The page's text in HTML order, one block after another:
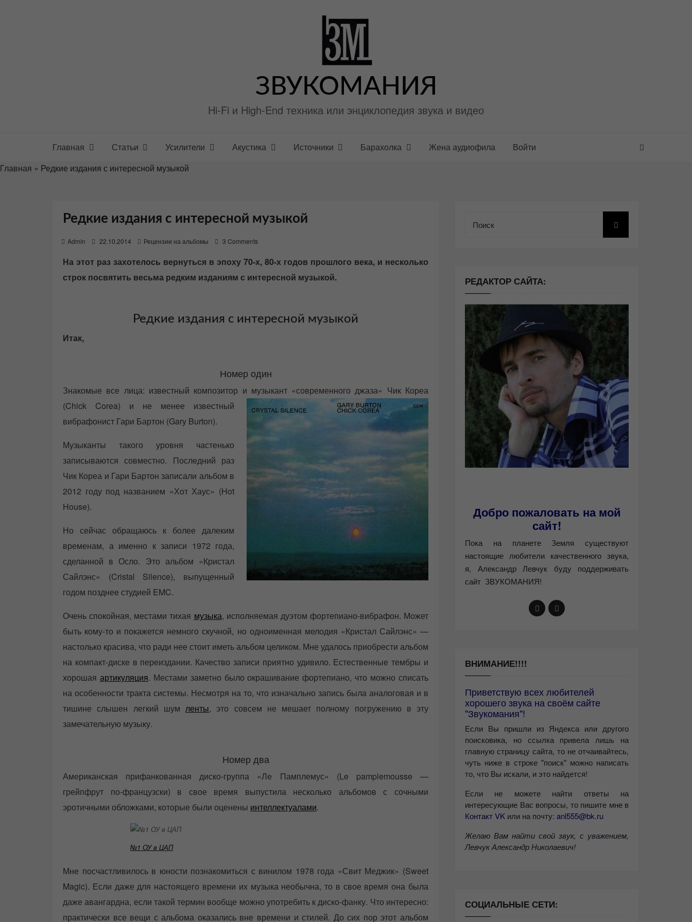
ЗВУКОМАНИЯ
Hi-Fi и High-End техника или энциклопедия звука и видео
Главная Статьи Усилители Акустика Источники Барахолка Жена аудиофила
Войти
Главная » Редкие издания с интересной музыкой
Редкие издания с интересной музыкой
Admin
s
e
22.10.2014 Рецензии на альбомы 3 Comments
На этот раз захотелось вернуться в эпоху 70-х, 80-х годов прошлого века, и несколько
строк посвятить весьма редким изданиям с интересной музыкой.
Редкие издания с интересной музыкой
Итак,
Номер один
Знакомые все лица: известный композитор и музыкант «современного джаза» Чик Кореа
(Chick Corea) и не менее известный
вибрафонист Гари Бартон (Gary Burton).
Музыканты такого уровня частенько
записываются совместно. Последний раз
Чик Кореа и Гари Бартон записали альбом в
2012 году под названием «Хот Хаус» (Hot
House).
Но сейчас обращаюсь к более далеким
временам, а именно к записи 1972 года,
сделанной в Осло. Это альбом «Кристал
Сайлэнс» (Cristal Silence), выпущенный
годом позднее студией EMC.
Очень спокойная, местами тихая музыка, исполняемая дуэтом фортепиано-вибрафон. Может
быть кому-то и покажется немного скучной, но одноименная мелодия «Кристал Сайлэнс» —
настолько красива, что ради нее стоит иметь альбом целиком. Мне удалось приобрести альбом
на компакт-диске в переиздании. Качество записи приятно удивило. Естественные тембры и
хорошая артикуляция. Местами заметно было окрашивание фортепиано, что можно списать
на особенности тракта системы. Несмотря на то, что изначально запись была аналоговая и в
тишине слышен легкий шум ленты, это совсем не мешает полному погружению в эту
замечательную музыку.
Номер два
Американская прифанкованная диско-группа «Ле Памплемус» (Le pamplemousse —
грейпфрут по-французски) в свое время выпустила несколько альбомов с сочными
эротичными обложками, которые были оценены интеллектуалами.
№1 ОУ в ЦАП
Мне посчастливилось в юности познакомиться с винилом 1978 года «Свит Меджик» (Sweet
Magic). Если даже для настоящего времени их музыка необычна, то в свое время она была
даже авангардна, если такой термин вообще можно употребить к диско-фанку. Что интересно:
практически все вещи с альбома оказались вне времени и стилей. До сих пор этот альбом
РЕДАКТОР САЙТА:
Добро пожаловать на мой
сайт!
Пока на планете Земля существуют
настоящие любители качественного звука,
я, Александр Левчук буду поддерживать
сайт ЗВУКОМАНИЯ!
ВНИМАНИЕ!!!!
Приветствую всех любителей
хорошего звука на своём сайте
"Звукомания"!
Если Вы пришли из Яндекса или другого
поисковика, но ссылка привела лишь на
главную страницу сайта, то не отчаивайтесь,
чуть ниже в строке "поиск" можно написать
то, что Вы искали, и это найдется!
Если не можете найти ответы на
интересующие Вас вопросы, то пишите мне в
Контакт VK или на почту: anl555@bk.ru
Желаю Вам найти свой звук, с уважением,
Левчук Александр Николаевич!
СОЦИАЛЬНЫЕ СЕТИ: